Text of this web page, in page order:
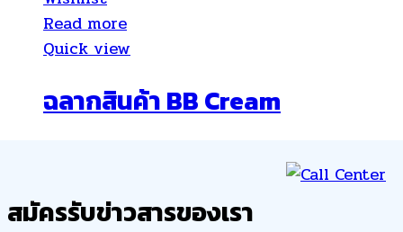
Read more
Quick view
ฉลากสินค้า BB Cream
สมัครรับข่าวสารของเรา